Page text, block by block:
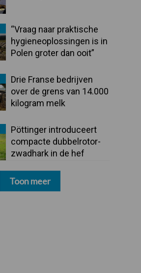
“Vraag naar praktische
hygieneoplossingen is in
Polen groter dan ooit”
Drie Franse bedrijven
over de grens van 14.000
kilogram melk
Pöttinger introduceert
compacte dubbelrotor-
zwadhark in de hef
Toon meer